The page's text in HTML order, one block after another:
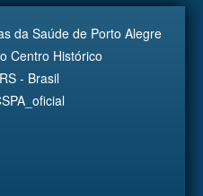
da Saúde de Porto Alegre
Centro Histórico
- Brasil